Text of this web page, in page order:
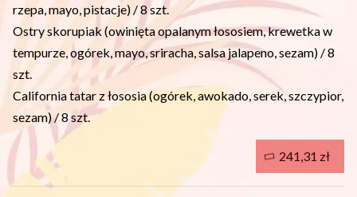
rzepa, mayo, pistacje) / 8 szt.
Ostry skorupiak (owinięta opalanym łososiem, krewetka w
tempurze, ogórek, mayo, sriracha, salsa jalapeno, sezam) / 8
szt.
California tatar z łososia (ogórek, awokado, serek, szczypior,
sezam) / 8 szt.